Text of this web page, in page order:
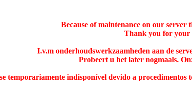
Because of maintenance on our server
Thank you for your
I.v.m onderhoudswerkzaamheden aan de
Probeert u het later nogmaals.
temporariamente indisponível devido a procedimentos